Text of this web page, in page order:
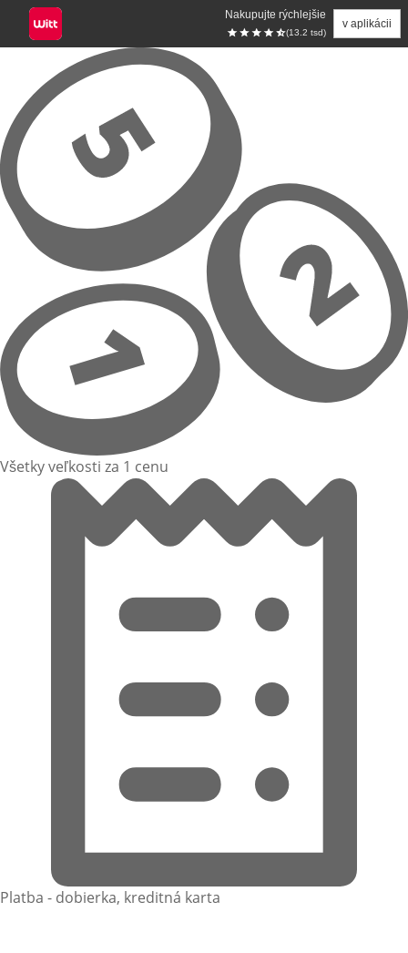
Nakupujte rýchlejšie
(13.2 tsd)
v aplikácii
Prejsť na hlavný obsah
Všetky veľkosti za 1 cenu
Platba - dobierka, kreditná karta